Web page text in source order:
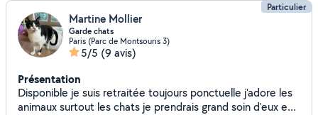
Particulier
Martine Mollier
Garde chats
Paris (Parc de Montsouris 3)
5/5 (9 avis)
Présentation
Disponible je suis retraitée toujours ponctuelle j'adore les
animaux surtout les chats je prendrais grand soin d'eux en